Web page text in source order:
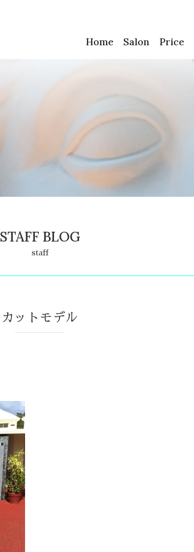
Home Salon Price
STAFF BLOG
staff
カットモデル